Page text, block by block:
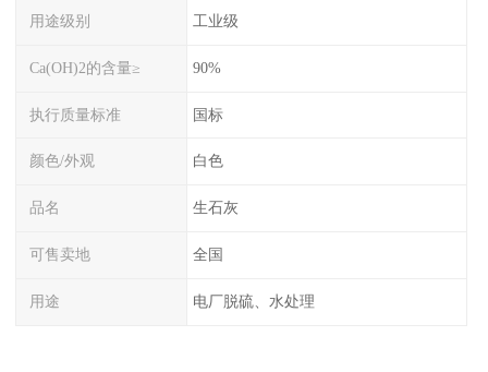
用途级别 工业级
Ca(OH)2的含量≥ 90%
执行质量标准 国标
颜色/外观 白色
品名 生石灰
可售卖地 全国
用途 电厂脱硫、水处理